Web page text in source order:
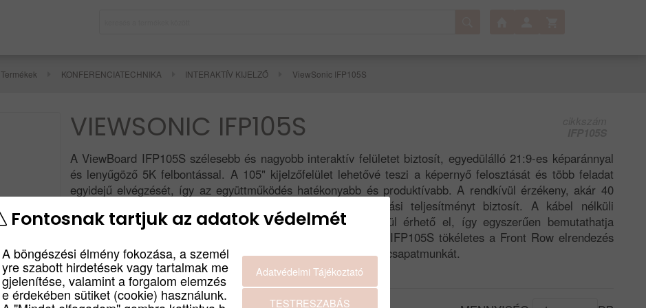
Termékek KONFERENCIATECHNIKA INTERAKTÍV KIJELZŐ ViewSonic IFP105S
VIEWSONIC IFP105S
A ViewBoard IFP105S szélesebb és nagyobb interaktív felületet biztosít, egyedülálló 21:9-es képaránnyal
és lenyűgöző 5K felbontással. A 105" kijelzőfelület lehetővé teszi a képernyő felosztását és több feladat
egyidejű elvégzését, így az együttműködés hatékonyabb és produktívabb. A rendkívül érzékeny, akár 40
pontos érintési funkció természetes és intuitív szinkron írási teljesítményt biztosít. A kábel nélküli
képernyőtükrözés és képernyőmegosztás a vCaston keresztül érhető el, így egyszerűen bemutathatja
ötleteit. A Microsoft Teams Rooms (MTR) számára tervezett IFP105S tökéletes a Front Row elrendezés
számára, megkönnyíti a prezentációkat, a döntéshozatalt és a csapatmunkát.
Termék leírás
FELBONTÁS
Fontosnak tartjuk az adatok védelmét
A böngészési élmény fokozása, a személ
yre szabott hirdetések vagy tartalmak me
gjelenítése, valamint a forgalom elemzés
e érdekében sütiket (cookie) használunk.
Adatvédelmi Tájékoztató
TESTRESZABÁS